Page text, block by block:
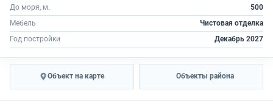
До моря, м.
500
Мебель
Чистовая отделка
Год постройки
Декабрь 2027
Объект на карте Объекты района